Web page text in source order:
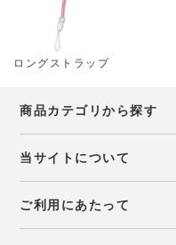
ロングストラップ
商品カテゴリから探す
当サイトについて
ご利用にあたって